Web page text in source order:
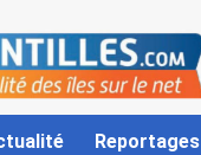
Reportages